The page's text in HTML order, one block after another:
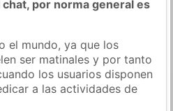
por norma general es
el mundo, ya que los
ser matinales y por tanto
los usuarios disponen
a las actividades de